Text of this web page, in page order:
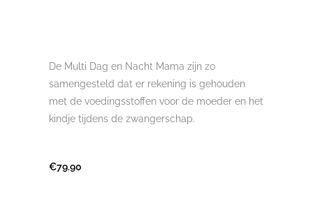
De Multi Dag en Nacht Mama zijn zo
samengesteld dat er rekening is gehouden
met de voedingsstoffen voor de moeder en het
kindje tijdens de zwangerschap.
€79.90